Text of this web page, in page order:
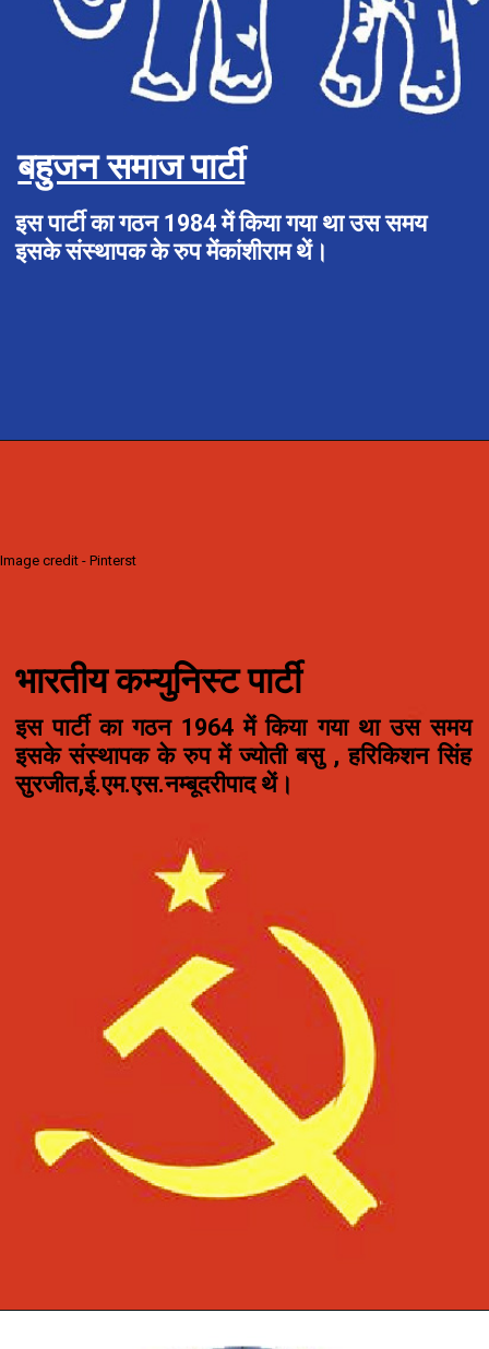
बहुजन समाज पार्टी
इस पार्टी का गठन 1984 में किया गया था उस समय
इसके संस्थापक के रुप मेंकांशीराम थें।
भारतीय कम्युनिस्ट पार्टी
इस पार्टी का गठन 1964 में किया गया था उस समय
इसके संस्थापक के रुप मेंज्योती बसु , हरिकिशन सिंह
सुरजीत,ई.एम.एस.नम्बूदरीपादथें।
Image credit - Pinterst